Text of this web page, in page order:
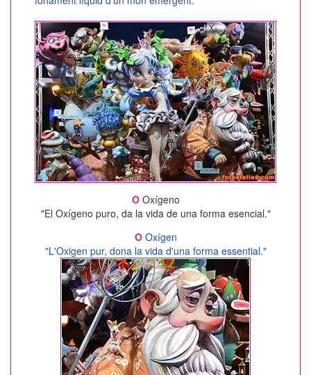
OOxígeno
"El Oxígeno puro, da la vida de una forma esencial."
OOxígen
"L'Oxigen pur, dona la vida d'una forma essential."